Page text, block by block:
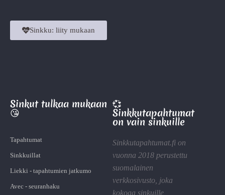
Sinkku: liity mukaan
Sinkut tulkaa mukaan
😘
Tapahtumat
Sinkkuillat
Liekki - tapahtumien jatkumo
Avec - seuranhaku
💞
Sinkkutapahtumat
on vain sinkuille
Sinkkutapahtumat.fi on
vuonna 2018 perustettu
suomalainen
verkkosivusto, joka
kokoaa sinkuille